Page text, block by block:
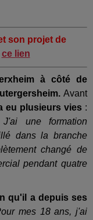
son projet de
ce lien
à côté de
Avant
eu plusieurs vies :
une formation
dans la branche
changé de
pendant quatre
qu'il a depuis ses
mes 18 ans, j'ai